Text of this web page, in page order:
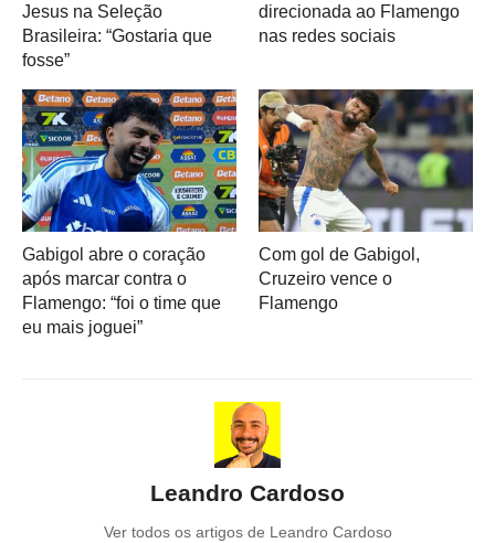
Jesus na Seleção
Brasileira: “Gostaria que
fosse”
direcionada ao Flamengo
nas redes sociais
Gabigol abre o coração
após marcar contra o
Flamengo: “foi o time que
eu mais joguei”
Com gol de Gabigol,
Cruzeiro vence o
Flamengo
Leandro Cardoso
Ver todos os artigos de Leandro Cardoso